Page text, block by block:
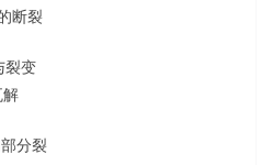
断裂
裂变
分裂